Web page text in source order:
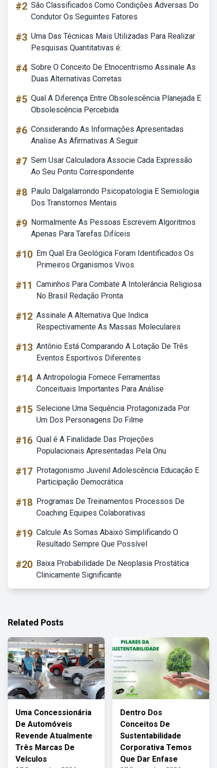
#2 São Classificados Como Condições Adversas Do
Condutor Os Seguintes Fatores
#3 Uma Das Técnicas Mais Utilizadas Para Realizar
Pesquisas Quantitativas é:
#4 Sobre O Conceito De Etnocentrismo Assinale As
Duas Alternativas Corretas
#5 Qual A Diferença Entre Obsolescência Planejada E
Obsolescência Percebida
#6 Considerando As Informações Apresentadas
Analise As Afirmativas A Seguir
#7 Sem Usar Calculadora Associe Cada Expressão
Ao Seu Ponto Correspondente
#8 Paulo Dalgalarrondo Psicopatologia E Semiologia
Dos Transtornos Mentais
#9 Normalmente As Pessoas Escrevem Algoritmos
Apenas Para Tarefas Difíceis
#10 Em Qual Era Geológica Foram Identificados Os
Primeiros Organismos Vivos
#11 Caminhos Para Combate A Intolerância Religiosa
No Brasil Redação Pronta
#12 Assinale A Alternativa Que Indica
Respectivamente As Massas Moleculares
#13 Antônio Está Comparando A Lotação De Três
Eventos Esportivos Diferentes
#14 A Antropologia Fornece Ferramentas
Conceituais Importantes Para Análise
#15 Selecione Uma Sequência Protagonizada Por
Um Dos Personagens Do Filme
#16 Qual é A Finalidade Das Projeções
Populacionais Apresentadas Pela Onu
#17 Protagonismo Juvenil Adolescência Educação E
Participação Democrática
#18 Programas De Treinamentos Processos De
Coaching Equipes Colaborativas
#19 Calcule As Somas Abaixo Simplificando O
Resultado Sempre Que Possível
#20 Baixa Probabilidade De Neoplasia Prostática
Clinicamente Significante
Related Posts
Uma Concessionária
De Automóveis
Revende Atualmente
Três Marcas De
Veículos
Dentro Dos
Conceitos De
Sustentabilidade
Corporativa Temos
Que Dar Enfase